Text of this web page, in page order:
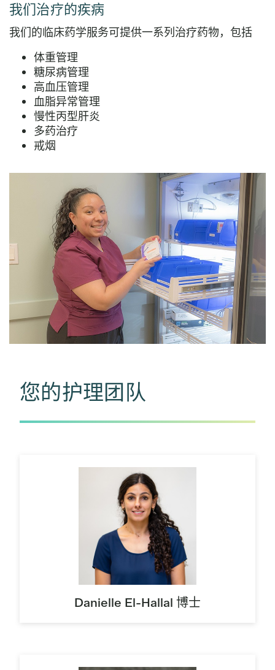
我们治疗的疾病
我们的临床药学服务可提供一系列治疗药物，包括
体重管理
糖尿病管理
高血压管理
血脂异常管理
慢性丙型肝炎
多药治疗
戒烟
您的护理团队
Danielle El-Hallal 博士